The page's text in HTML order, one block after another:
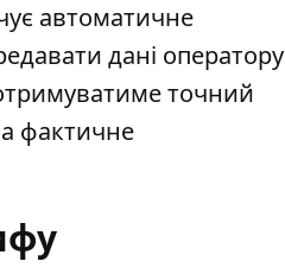
автоматичне
дані оператору
точний
фактичне